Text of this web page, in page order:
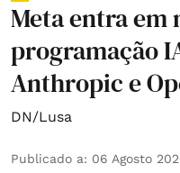
Meta entra em
programação
Anthropic e
DN/Lusa
Publicado a: 06 Agosto